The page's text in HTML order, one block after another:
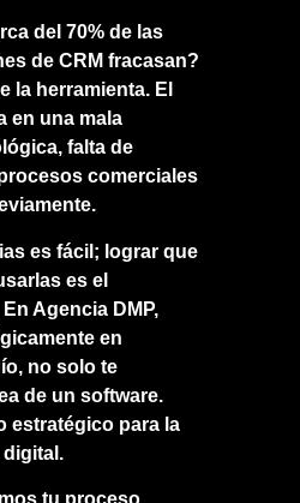
del 70% de las
de CRM fracasan?
la herramienta. El
en una mala
falta de
comerciales
es fácil; lograr que
es el
Agencia DMP,
en
no solo te
de un software.
estratégico para la
tu proceso